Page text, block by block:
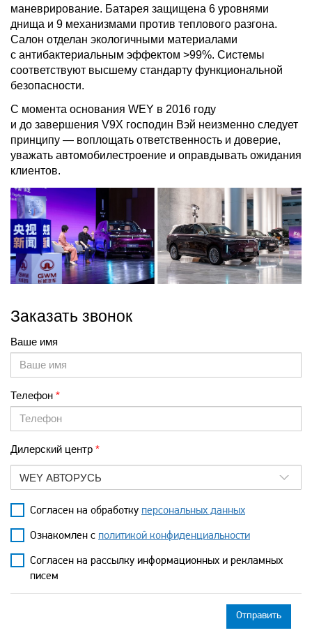
маневрирование. Батарея защищена 6 уровнями
днища и 9 механизмами против теплового разгона.
Салон отделан экологичными материалами
с антибактериальным эффектом >99%. Системы
соответствуют высшему стандарту функциональной
безопасности.
С момента основания WEY в 2016 году
и до завершения V9X господин Вэй неизменно следует
принципу — воплощать ответственность и доверие,
уважать автомобилестроение и оправдывать ожидания
клиентов.
Заказать звонок
Ваше имя
Телефон
Дилерский центр
WEY АВТОРУСЬ
Согласен на обработку персональных данных
Ознакомлен с политикой конфиденциальности
Согласен на рассылку информационных и рекламных
писем